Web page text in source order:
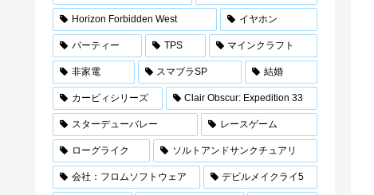
Horizon Forbidden West イヤホン
パーティー TPS マインクラフト
非家電 スマブラSP 結婚
カービィシリーズ Clair Obscur: Expedition 33
スターデューバレー レースゲーム
ローグライク ソルトアンドサンクチュアリ
会社：フロムソフトウェア デビルメイクライ5